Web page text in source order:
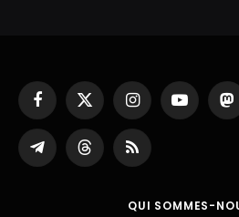
Facebook
X
(Twitter)
InstagramYouTube
Partager
sur
ThreadsRSS
QUI SOMMES-